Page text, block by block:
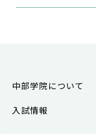
中部学院について
入試情報